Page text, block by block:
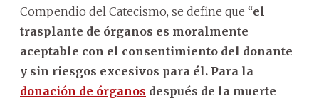
Compendio del Catecismo, se define que “el
trasplante de órganos es moralmente
aceptable con el consentimiento del donante
y sin riesgos excesivos para él. Para la
donación de órganos después de la muerte